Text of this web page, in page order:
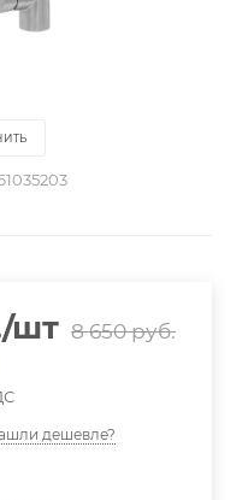
/шт 8 650руб.
дешевле?